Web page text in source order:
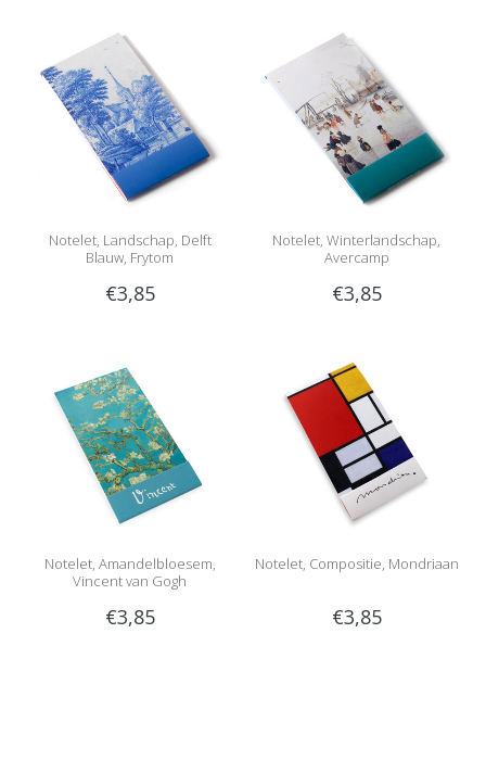
Notelet, Landschap, Delft
Blauw, Frytom
€3,85
Notelet, Winterlandschap,
Avercamp
€3,85
Notelet, Amandelbloesem,
Vincent van Gogh
€3,85
Notelet, Compositie, Mondriaan
€3,85